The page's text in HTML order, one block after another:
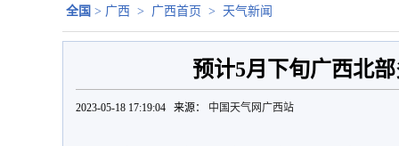
全国 > 广西 > 广西首页 > 天气新闻
预计5月下旬广西北
2023-05-18 17:19:04 来源： 中国天气网广西站